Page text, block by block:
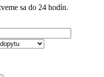
sa do 24 hodín.